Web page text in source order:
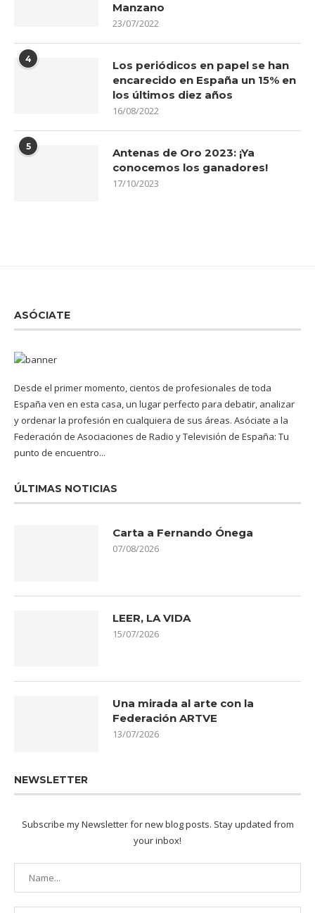
Manzano
23/07/2022
4
Los periódicos en papel se han
encarecido en España un 15% en
los últimos diez años
16/08/2022
5
Antenas de Oro 2023: ¡Ya
conocemos los ganadores!
17/10/2023
ASÓCIATE
Desde el primer momento, cientos de profesionales de toda
España ven en esta casa, un lugar perfecto para debatir, analizar
y ordenar la profesión en cualquiera de sus áreas. Asóciate a la
Federación de Asociaciones de Radio y Televisión de España: Tu
punto de encuentro...
ÚLTIMAS NOTICIAS
Carta a Fernando Ónega
07/08/2026
LEER, LA VIDA
15/07/2026
Una mirada al arte con la
Federación ARTVE
13/07/2026
NEWSLETTER
Subscribe my Newsletter for new blog posts. Stay updated from
your inbox!